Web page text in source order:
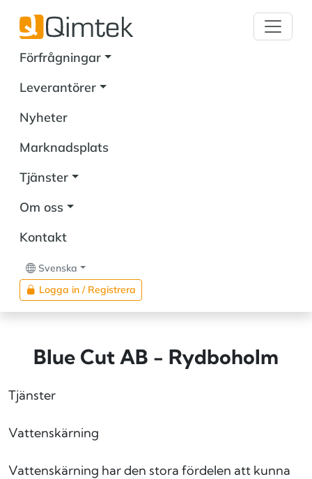
Förfrågningar
Leverantörer
Nyheter
Marknadsplats
Tjänster
Om oss
Kontakt
Svenska
Logga in / Registrera
Blue Cut AB - Rydboholm
Tjänster
Vattenskärning
Vattenskärning har den stora fördelen att kunna